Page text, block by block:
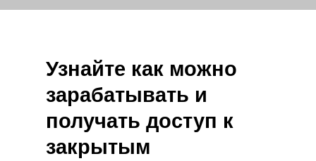
Узнайте как можно
зарабатывать и
получать доступ к
закрытым